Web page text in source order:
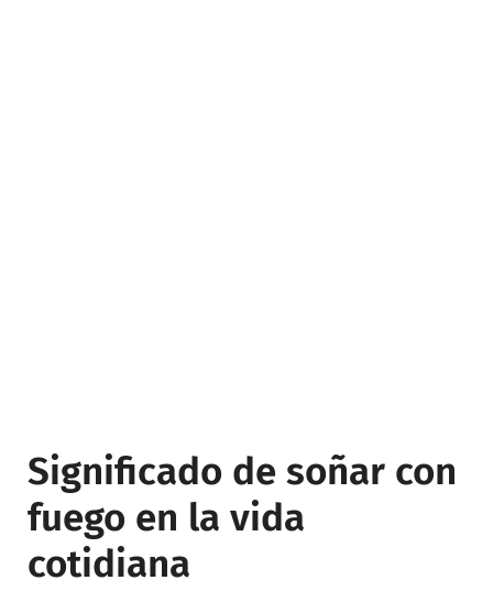
Significado de soñar con
fuego en la vida
cotidiana